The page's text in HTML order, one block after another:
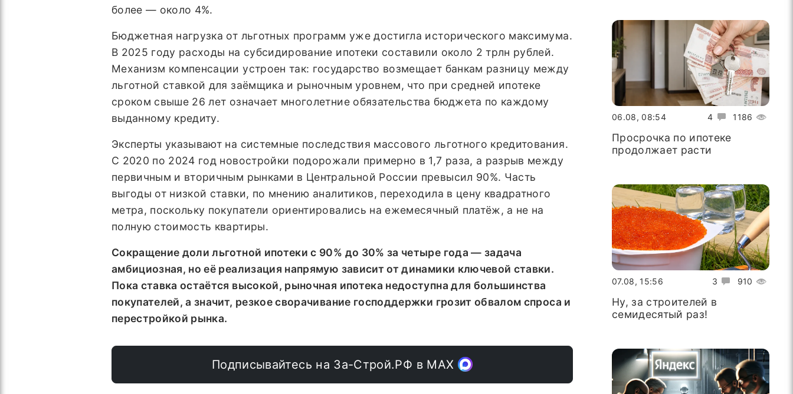
более — около 4%.
Бюджетная нагрузка от льготных программ уже достигла исторического максимума.
В 2025 году расходы на субсидирование ипотеки составили около 2 трлн рублей.
Механизм компенсации устроен так: государство возмещает банкам разницу между
льготной ставкой для заёмщика и рыночным уровнем, что при средней ипотеке
сроком свыше 26 лет означает многолетние обязательства бюджета по каждому
выданному кредиту.
Эксперты указывают на системные последствия массового льготного кредитования.
С 2020 по 2024 год новостройки подорожали примерно в 1,7 раза, а разрыв между
первичным и вторичным рынками в Центральной России превысил 90%. Часть
выгоды от низкой ставки, по мнению аналитиков, переходила в цену квадратного
метра, поскольку покупатели ориентировались на ежемесячный платёж, а не на
полную стоимость квартиры.
Сокращение доли льготной ипотеки с 90% до 30% за четыре года — задача
амбициозная, но её реализация напрямую зависит от динамики ключевой ставки.
Пока ставка остаётся высокой, рыночная ипотека недоступна для большинства
покупателей, а значит, резкое сворачивание господдержки грозит обвалом спроса и
перестройкой рынка.
Подписывайтесь на За-Строй.РФ в МАХ
4 1186
06.08, 08:54
Просрочка по ипотеке
продолжает расти
3 910
07.08, 15:56
Ну, за строителей в
семидесятый раз!